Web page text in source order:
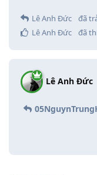
Lê Anh Đức
đã
Lê Anh Đức
đã
Lê Anh Đức